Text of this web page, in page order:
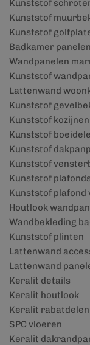
Kunststof
Kunststof
Kunststof
Badkamer panelen
Wandpanelen
Kunststof
Lattenwand
Kunststof
Kunststof kozijnen
Kunststof
Kunststof
Kunststof
Kunststof
Kunststof plafond
Houtlook
Wandbekleding
Kunststof plinten
Lattenwand
Lattenwand
Keralit details
Keralit houtlook
Keralit rabatdelen
SPC vloeren
Keralit